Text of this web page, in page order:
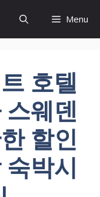
Menu
호텔
웨덴
할인
박시